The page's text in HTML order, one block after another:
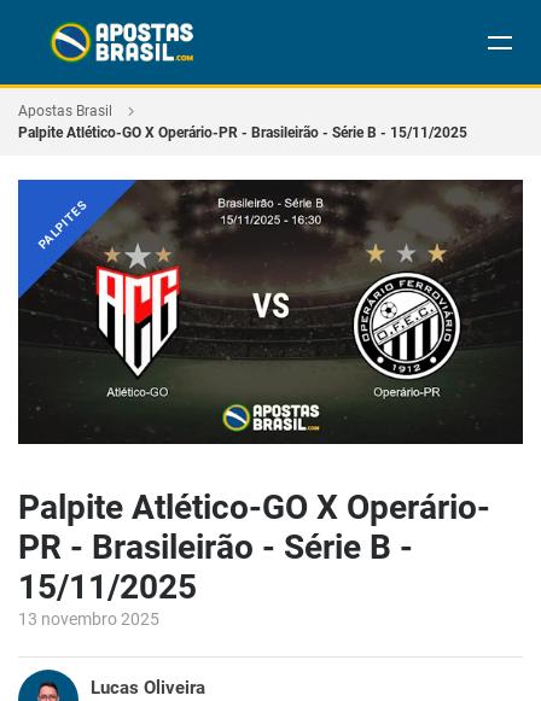
Apostas Brasil
Palpite Atlético-GO X Operário-PR - Brasileirão - Série B - 15/11/2025
PALPITES
Palpite Atlético-GO X Operário-
PR - Brasileirão - Série B -
15/11/2025
13 novembro 2025
Lucas Oliveira